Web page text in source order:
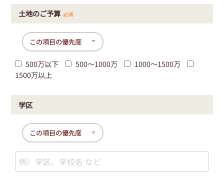
土地のご予算 必須
500万以下 500〜1000万
1000〜1500万
1500万以上
学区